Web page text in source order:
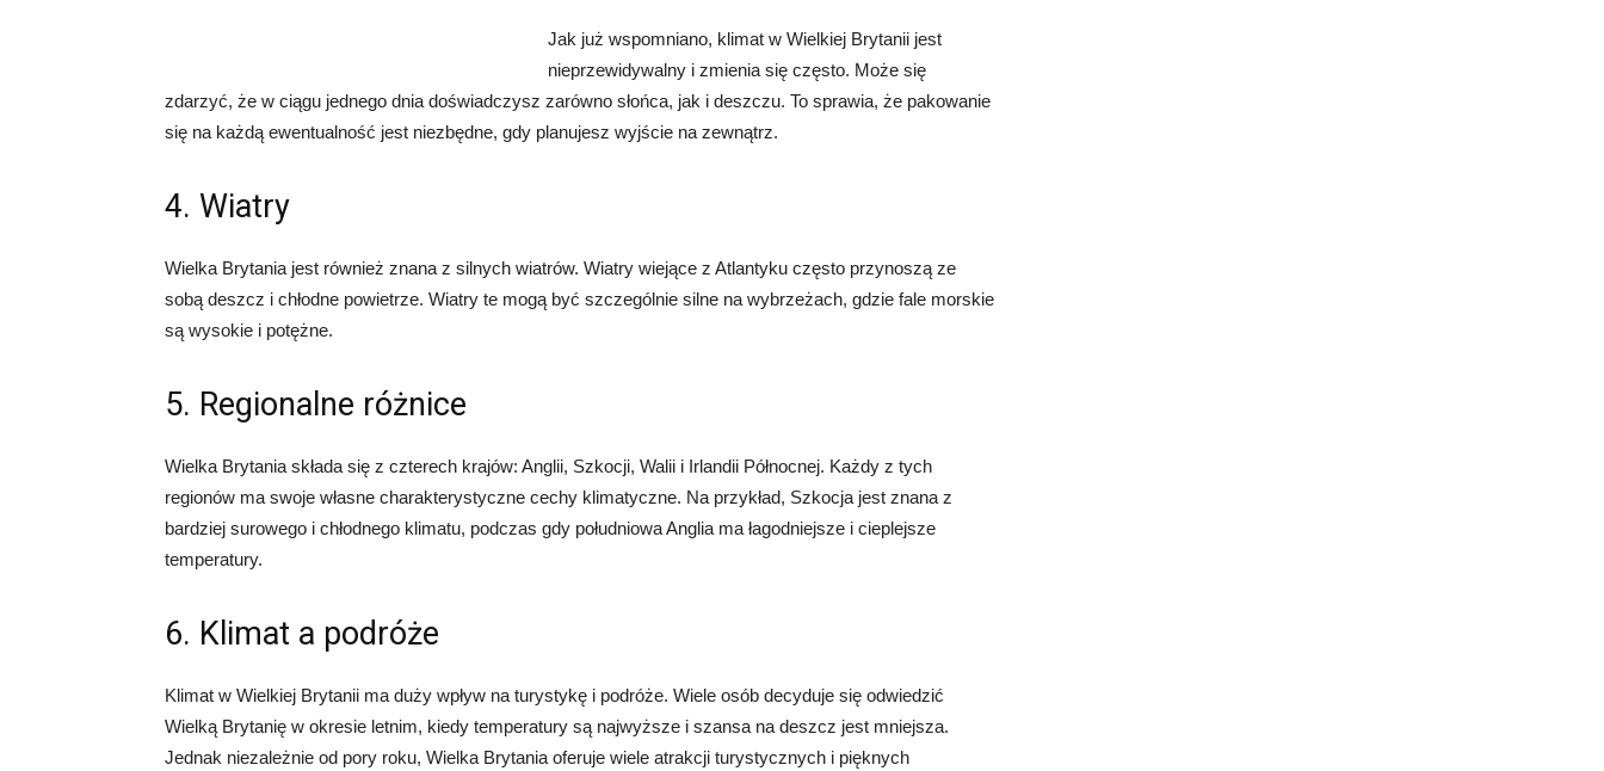
Jak już wspomniano, klimat w Wielkiej Brytanii jest
nieprzewidywalny i zmienia się często. Może się
zdarzyć, że w ciągu jednego dnia doświadczysz zarówno słońca, jak i deszczu. To sprawia, że pakowanie
się na każdą ewentualność jest niezbędne, gdy planujesz wyjście na zewnątrz.
4. Wiatry
Wielka Brytania jest również znana z silnych wiatrów. Wiatry wiejące z Atlantyku często przynoszą ze
sobą deszcz i chłodne powietrze. Wiatry te mogą być szczególnie silne na wybrzeżach, gdzie fale morskie
są wysokie i potężne.
5. Regionalne różnice
Wielka Brytania składa się z czterech krajów: Anglii, Szkocji, Walii i Irlandii Północnej. Każdy z tych
regionów ma swoje własne charakterystyczne cechy klimatyczne. Na przykład, Szkocja jest znana z
bardziej surowego i chłodnego klimatu, podczas gdy południowa Anglia ma łagodniejsze i cieplejsze
temperatury.
6. Klimat a podróże
Klimat w Wielkiej Brytanii ma duży wpływ na turystykę i podróże. Wiele osób decyduje się odwiedzić
Wielką Brytanię w okresie letnim, kiedy temperatury są najwyższe i szansa na deszcz jest mniejsza.
Jednak niezależnie od pory roku, Wielka Brytania oferuje wiele atrakcji turystycznych i pięknych